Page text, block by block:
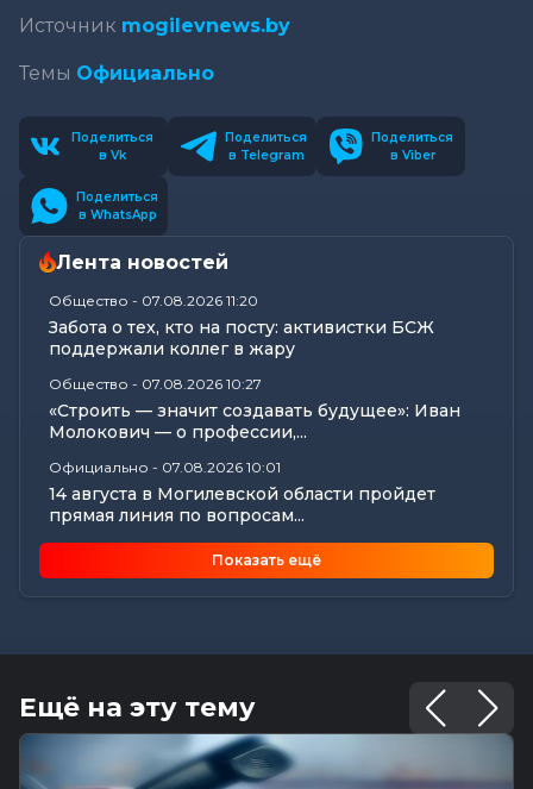
Источник mogilevnews.by
Темы Официально
Поделиться
в Vk
Поделиться
в Telegram
Поделиться
в Viber
Поделиться
в WhatsApp
Лента новостей
Общество - 07.08.2026 11:20
Забота о тех, кто на посту: активистки БСЖ
поддержали коллег в жару
Общество - 07.08.2026 10:27
«Строить — значит создавать будущее»: Иван
Молокович — о профессии,...
Официально - 07.08.2026 10:01
14 августа в Могилевской области пройдет
прямая линия по вопросам...
Узнали, как профсоюзы Могилевщины
поддерживают семьи и детские...
25 лет на страже здорового питания: у «Диеты»
Калейдоскоп -07.08.2026 06:30
Звездный расклад: к чему готовиться всем
знакам зодиака 8 августа
Показать ещё
Ещё на эту тему